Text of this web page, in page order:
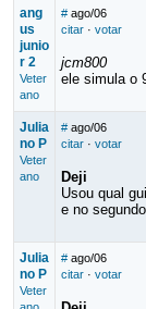
ang
us
junio
r 2
Veter
ano
# ago/06
citar· votar
jcm800
ele simula o
Julia
no P
Veter
ano
# ago/06
citar· votar
Deji
Usou qual
e no
Julia
no P
Veter
# ago/06
citar· votar